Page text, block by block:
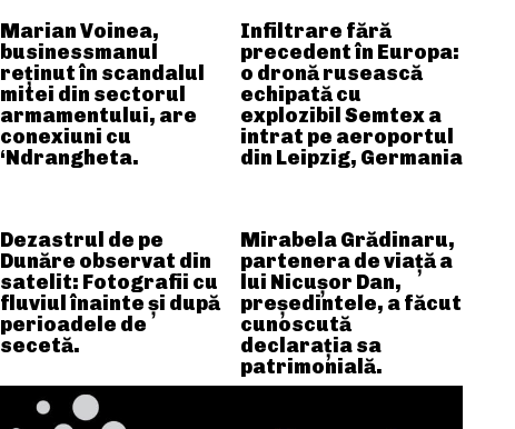
Marian Voinea,
businessmanul
reținut în scandalul
mitei din sectorul
armamentului, are
conexiuni cu
‘Ndrangheta.
Infiltrare fără
precedent în Europa:
o dronă rusească
echipată cu
explozibil Semtex a
intrat pe aeroportul
din Leipzig, Germania
Dezastrul de pe
Dunăre observat din
satelit: Fotografii cu
fluviul înainte și după
perioadele de
secetă.
Mirabela Grădinaru,
partenera de viață a
lui Nicușor Dan,
președintele, a făcut
cunoscută
declarația sa
patrimonială.